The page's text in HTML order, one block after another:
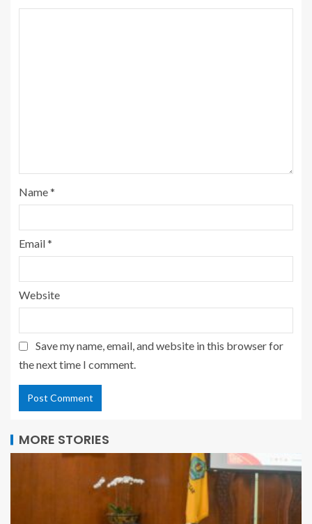
Name*
Email*
Website
Save my name, email, and website in this browser for
the next time I comment.
MORE STORIES